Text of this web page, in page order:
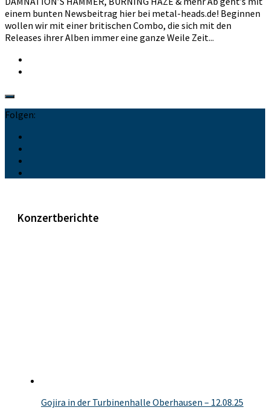
einem bunten Newsbeitrag hier bei metal-heads.de! Beginnen
wollen wir mit einer britischen Combo, die sich mit den
Releases ihrer Alben immer eine ganze Weile Zeit...
Folgen:
Konzertberichte
Gojira in der Turbinenhalle Oberhausen – 12.08.25